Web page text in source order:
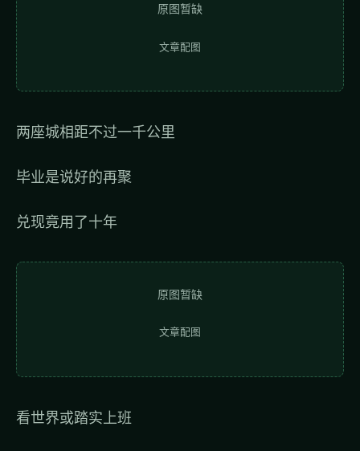
原图暂缺
文章配图
两座城相距不过一千公里
毕业是说好的再聚
兑现竟用了十年
原图暂缺
文章配图
看世界或踏实上班